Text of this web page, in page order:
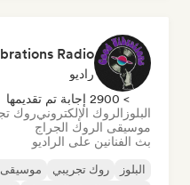
Radio
راديو
> 2900 إجابة تم تقديمها
البلوز الروك الإلكترونيروك
موسيقى الروك الجراج
بث الفنانين على الراديو
البلوز روك تجريبي موسيقى